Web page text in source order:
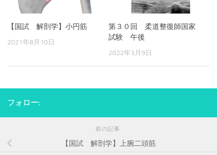
【国試 解剖学】小円筋
2021年8月10日
第３０回 柔道整復師国家
試験 午後
2022年3月9日
フォロー:
前の記事
【国試 解剖学】上腕二頭筋